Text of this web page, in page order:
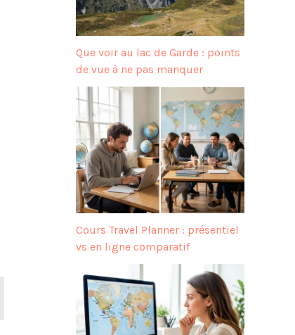
Que voir au lac de Garde : points
de vue à ne pas manquer
Cours Travel Planner : présentiel
vs en ligne comparatif